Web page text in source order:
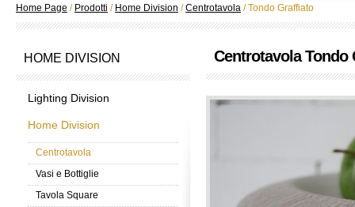
Home Page / Prodotti / Home Division / Centrotavola /Tondo Graffiato
HOME DIVISION
Lighting Division
Home Division
Centrotavola
Vasi e Bottiglie
Tavola Square
Centrotavola Tondo